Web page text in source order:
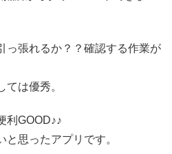
っ張れるか？？確認する作業が
は優秀。
利GOOD♪♪
思ったアプリです。